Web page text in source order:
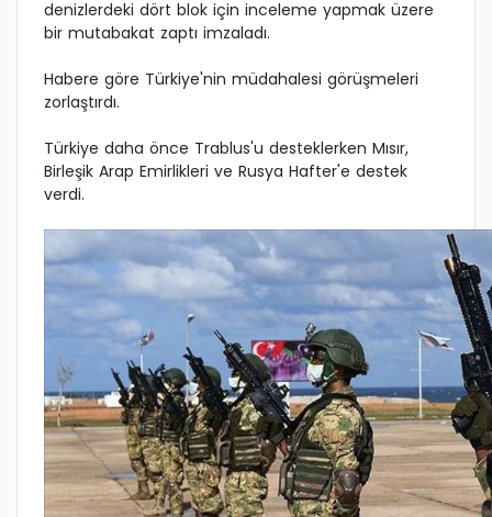
denizlerdeki dört blok için inceleme yapmak üzere
bir mutabakat zaptı imzaladı.
Habere göre Türkiye'nin müdahalesi görüşmeleri
zorlaştırdı.
Türkiye daha önce Trablus'u desteklerken Mısır,
Birleşik Arap Emirlikleri ve Rusya Hafter'e destek
verdi.